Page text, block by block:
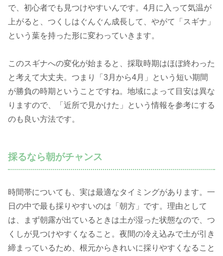
で、初心者でも見つけやすいんです。4月に入って気温が
上がると、つくしはぐんぐん成長して、やがて「スギナ」
という葉を持った形に変わっていきます。
このスギナへの変化が始まると、採取時期はほぼ終わった
と考えて大丈夫。つまり「3月から4月」という短い期間
が勝負の時期ということですね。地域によって目安は異な
りますので、「近所で見かけた」という情報を参考にする
のも良い方法です。
採るなら朝がチャンス
時間帯についても、実は最適なタイミングがあります。一
日の中で最も採りやすいのは「朝方」です。理由として
は、まず朝露が出ているときは土が湿った状態なので、つ
くしが見つけやすくなること。夜間の冷え込みで土が引き
締まっているため、根元からきれいに採りやすくなること